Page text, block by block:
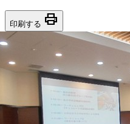
印刷する print